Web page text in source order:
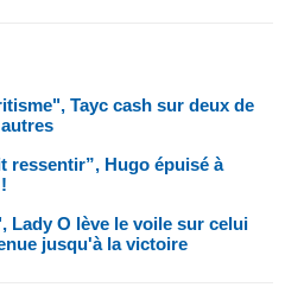
Tayc cash sur deux de
ressentir”, Hugo épuisé à
Lady O lève le voile sur celui
jusqu'à la victoire